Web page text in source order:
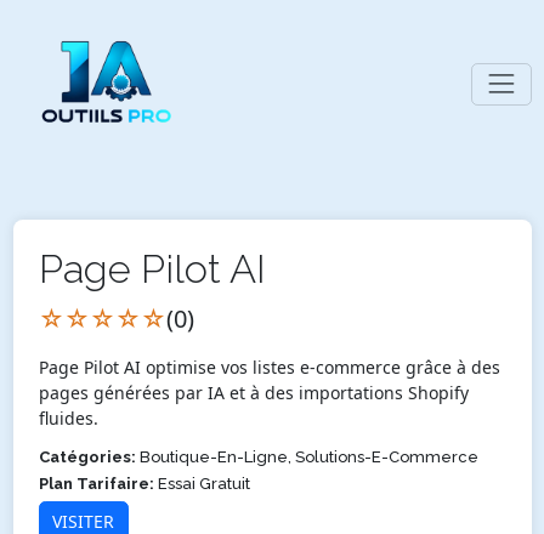
Page Pilot AI
☆☆☆☆☆(0)
Page Pilot AI optimise vos listes e-commerce grâce à des
pages générées par IA et à des importations Shopify
fluides.
Catégories: Boutique-En-Ligne, Solutions-E-Commerce
Plan Tarifaire: Essai Gratuit
VISITER